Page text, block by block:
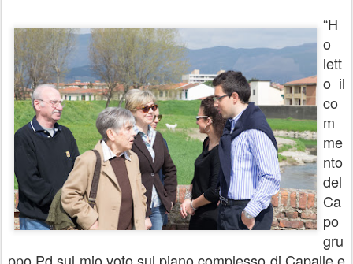
“H
o
lett
o il
co
m
me
nto
del
Ca
po
gru